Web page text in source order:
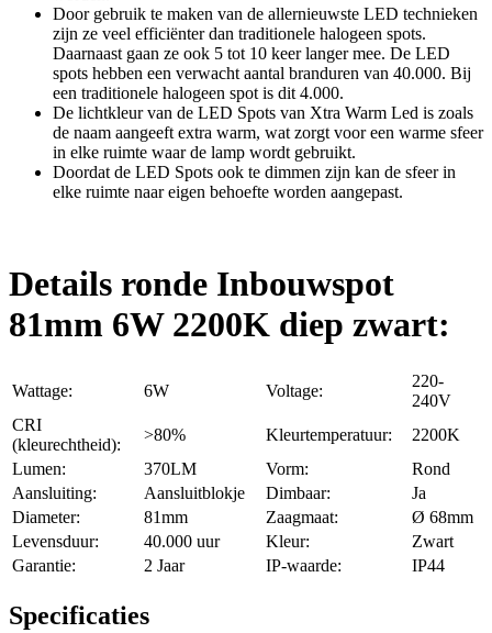
Door gebruik te maken van de allernieuwste LED technieken
zijn ze veel efficiënter dan traditionele halogeen spots.
Daarnaast gaan ze ook 5 tot 10 keer langer mee. De LED
spots hebben een verwacht aantal branduren van 40.000. Bij
een traditionele halogeen spot is dit 4.000.
De lichtkleur van de LED Spots van Xtra Warm Led is zoals
de naam aangeeft extra warm, wat zorgt voor een warme sfeer
in elke ruimte waar de lamp wordt gebruikt.
Doordat de LED Spots ook te dimmen zijn kan de sfeer in
elke ruimte naar eigen behoefte worden aangepast.
Details ronde Inbouwspot
81mm 6W 2200K diep zwart:
Wattage: 6W Voltage:
220-
240V
CRI
(kleurechtheid):
>80% Kleurtemperatuur:
2200K
Lumen:
370LM Vorm:
Rond
Aansluiting:
Aansluitblokje Dimbaar:
Ja
Diameter:
81mm Zaagmaat:
Ø 68mm
Levensduur:
40.000 uur Kleur:
Zwart
Garantie:
2 Jaar IP-waarde: IP44
Specificaties